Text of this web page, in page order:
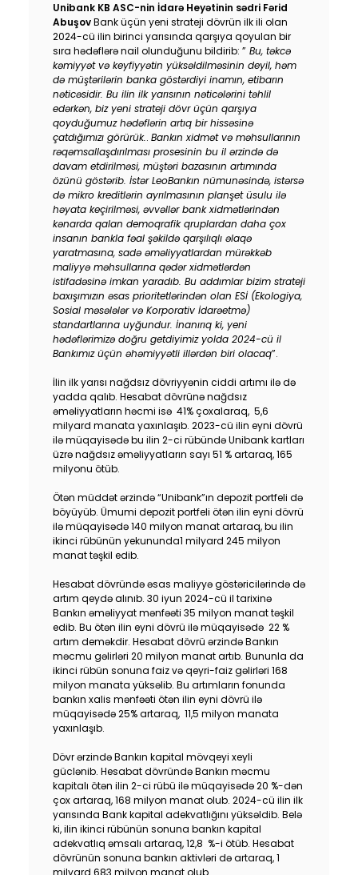
Unibank KB ASC-nin İdarə Heyətinin sədri Fərid
AbuşovBank üçün yeni strateji dövrün ilk ili olan
2024-cü ilin birinci yarısında qarşıya qoyulan bir
sıra hədəflərə nail olunduğunu bildirib: ” Bu, təkcə
kəmiyyət və keyfiyyətin yüksəldilməsinin deyil, həm
də müştərilərin banka göstərdiyi inamın, etibarın
nəticəsidir. Bu ilin ilk yarısının nəticələrini təhlil
edərkən, biz yeni strateji dövr üçün qarşıya
qoyduğumuz hədəflərin artıq bir hissəsinə
çatdığımızı görürük.. Bankın xidmət və məhsullarının
rəqəmsallaşdırılması prosesinin bu il ərzində də
davam etdirilməsi, müştəri bazasının artımında
özünü göstərib. İstər LeoBankın nümunəsində, istərsə
də mikro kreditlərin ayrılmasının planşet üsulu ilə
həyata keçirilməsi, əvvəllər bank xidmətlərindən
kənarda qalan demoqrafik qruplardan daha çox
insanın bankla fəal şəkildə qarşılıqlı əlaqə
yaratmasına, sadə əməliyyatlardan mürəkkəb
maliyyə məhsullarına qədər xidmətlərdən
istifadəsinə imkan yaradıb. Bu addımlar bizim strateji
baxışımızın əsas prioritetlərindən olan ESİ (Ekologiya,
Sosial məsələlər və Korporativ İdarəetmə)
standartlarına uyğundur. İnanırıq ki, yeni
hədəflərimizə doğru getdiyimiz yolda 2024-cü il
Bankımız üçün əhəmiyyətli illərdən biri olacaq”.
İlin ilk yarısı nağdsız dövriyyənin ciddi artımı ilə də
yadda qalıb. Hesabat dövrünə nağdsız
əməliyyatların həcmi isə 41% çoxalaraq, 5,6
milyard manata yaxınlaşıb. 2023-cü ilin eyni dövrü
ilə müqayisədə bu ilin 2-ci rübündə Unibank kartları
üzrə nağdsız əməliyyatların sayı 51 % artaraq, 165
milyonu ötüb.
Ötən müddət ərzində “Unibank”ın depozit portfeli də
böyüyüb. Ümumi depozit portfeli ötən ilin eyni dövrü
ilə müqayisədə 140 milyon manat artaraq, bu ilin
ikinci rübünün yekununda1 milyard 245 milyon
manat təşkil edib.
Hesabat dövründə əsas maliyyə göstəricilərində də
artım qeydə alınıb. 30 iyun 2024-cü il tarixinə
Bankın əməliyyat mənfəəti 35 milyon manat təşkil
edib. Bu ötən ilin eyni dövrü ilə müqayisədə 22 %
artım deməkdir. Hesabat dövrü ərzində Bankın
məcmu gəlirləri 20 milyon manat artıb. Bununla da
ikinci rübün sonuna faiz və qeyri-faiz gəlirləri 168
milyon manata yüksəlib. Bu artımların fonunda
bankın xalis mənfəəti ötən ilin eyni dövrü ilə
müqayisədə 25% artaraq, 11,5 milyon manata
yaxınlaşıb.
Dövr ərzində Bankın kapital mövqeyi xeyli
güclənib. Hesabat dövründə Bankın məcmu
kapitalı ötən ilin 2-ci rübü ilə müqayisədə 20 %-dən
çox artaraq, 168 milyon manat olub. 2024-cü ilin ilk
yarısında Bank kapital adekvatlığını yüksəldib. Belə
ki, ilin ikinci rübünün sonuna bankın kapital
adekvatlıq əmsalı artaraq, 12,8 %-i ötüb. Hesabat
dövrünün sonuna bankın aktivləri də artaraq, 1